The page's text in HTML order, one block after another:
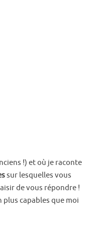
!) et où je raconte
sur lesquelles vous
de vous répondre !
capables que moi